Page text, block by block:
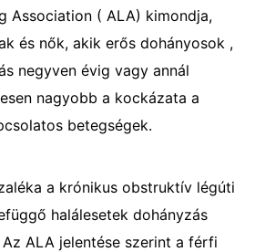
Association ( ALA) kimondja,
és nők, akik erős dohányosok ,
negyven évig vagy annál
nagyobb a kockázata a
betegségek.
a krónikus obstruktív légúti
halálesetek dohányzás
ALA jelentése szerint a férfi